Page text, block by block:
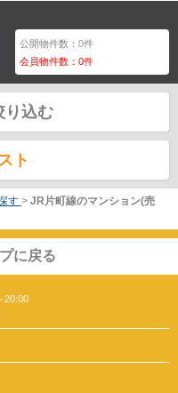
公開物件数：0件
会員物件数：0件
り込む
ト
す > JR片町線のマンション(売
に戻る
20:00